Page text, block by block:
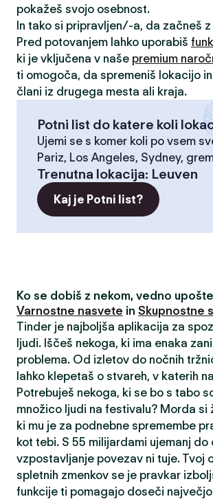
pokažeš svojo osebnost.
In tako si pripravljen/-a, da začneš z
Pred potovanjem lahko uporabiš
ki je vključena v naše premium
ti omogoča, da spremeniš lokacijo
člani iz drugega mesta ali kraja.
Potni list do katere koli
Ujemi se s komer koli po vsem
Pariz, Los Angeles, Sydney,
Trenutna lokacija: Leuven
Kaj je Potni list?
Ko se dobiš z nekom, vedno
Varnostne nasvete in Skupnostne
Tinder je najboljša aplikacija za
ljudi. Iščeš nekoga, ki ima enaka
problema. Od izletov do nočnih
lahko klepetaš o stvareh, v katerih
Potrebuješ nekoga, ki se bo s tabo
množico ljudi na festivalu? Morda si
ki mu je za podnebne spremembe
kot tebi. S 55 milijardami ujemanj do
vzpostavljanje povezav ni tuje. Tvoj
spletnih zmenkov se je pravkar
funkcije ti pomagajo doseči